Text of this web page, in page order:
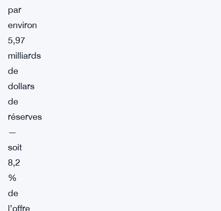
par
environ
5,97
milliards
de
dollars
de
réserves
—
soit
8,2
%
de
l’offre